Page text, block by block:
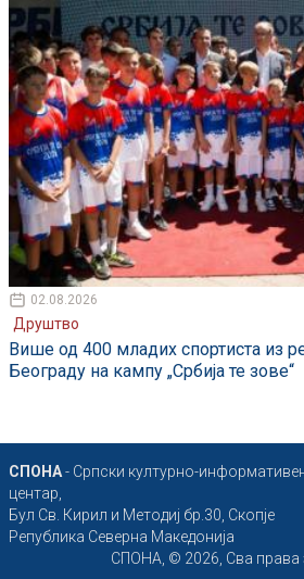
02.08.2026
Друштво
Више од 400 младих спортиста из
Београду на кампу „Србија те зове“
СПОНА- Српски културно-
центар,
Бул Св. Кирил и Методиј бр.30, Скопје
Република Северна Македонија
СПОНА, © 2026, Сва права